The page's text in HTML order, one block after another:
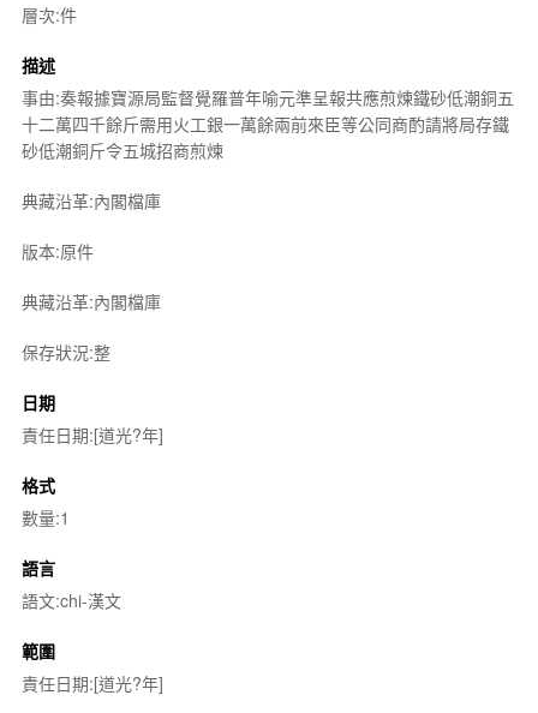
層次:件
描述
事由:奏報據寶源局監督覺羅普年喻元準呈報共應煎煉鐵砂低潮銅五
十二萬四千餘斤需用火工銀一萬餘兩前來臣等公同商酌請將局存鐵
砂低潮銅斤令五城招商煎煉
典藏沿革:內閣檔庫
版本:原件
典藏沿革:內閣檔庫
保存狀況:整
日期
責任日期:[道光?年]
格式
數量:1
語言
語文:chi-漢文
範圍
責任日期:[道光?年]